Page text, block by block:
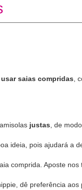
saias compridas ,
justas , de
ideia, pois ajudará a
comprida. Aposte
dê preferência aos